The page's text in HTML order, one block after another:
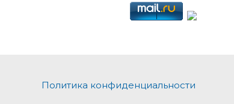
Политика конфиденциальности